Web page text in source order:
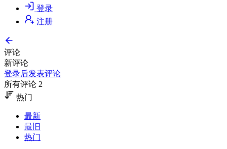
登录
注册
评论
新评论
登录后发表评论
所有评论 2
热门
最新
最旧
热门